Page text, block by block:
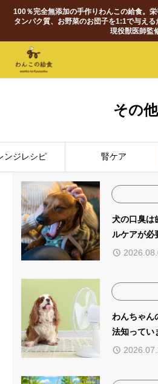
100％完全無添加の手作りわんこの給食。
タンパク質、お野菜のお団子を1:1で与える
現役獣医師監
その他
ンジレシピ 腎ケア
犬の口臭は
ルケアが必
わんちゃん
法知ってい